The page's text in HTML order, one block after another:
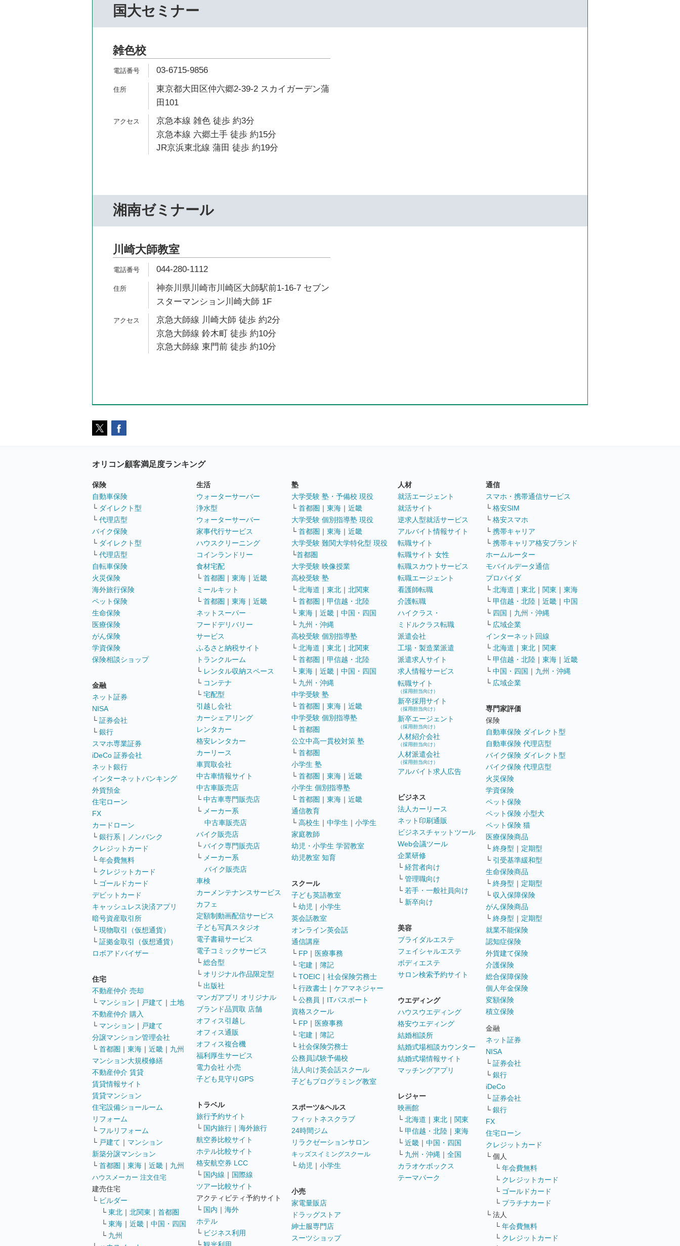
国大セミナー
雑色校
03-6715-9856
東京都大田区仲六郷2-39-2 スカイガーデン蒲
田101
京急本線 雑色 徒歩 約3分
京急本線 六郷土手 徒歩 約15分
JR京浜東北線 蒲田 徒歩 約19分
湘南ゼミナール
川崎大師教室
044-280-1112
神奈川県川崎市川崎区大師駅前1-16-7 セブン
スターマンション川崎大師 1F
京急大師線 川崎大師 徒歩 約2分
京急大師線 鈴木町 徒歩 約10分
京急大師線 東門前 徒歩 約10分
オリコン顧客満足度ランキング
保険
自動車保険
└ ダイレクト型
└ 代理店型
バイク保険
└ ダイレクト型
└ 代理店型
自転車保険
火災保険
海外旅行保険
ペット保険
生命保険
医療保険
がん保険
学資保険
保険相談ショップ
金融
ネット証券
NISA
└ 証券会社
└ 銀行
スマホ専業証券
iDeCo 証券会社
ネット銀行
インターネットバンキング
外貨預金
住宅ローン
FX
カードローン
└ 銀行系 ｜
ノンバンク
クレジットカード
└ 年会費無料
└ クレジットカード
└ ゴールドカード
デビットカード
キャッシュレス決済アプリ
暗号資産取引所
└ 現物取引（仮想通貨）
└ 証拠金取引（仮想通貨）
ロボアドバイザー
住宅
不動産仲介 売却
└ マンション ｜ 戸建て ｜ 土地
不動産仲介 購入
└ マンション ｜ 戸建て
分譲マンション管理会社
└ 首都圏 ｜ 東海 ｜ 近畿 ｜ 九州
マンション大規模修繕
不動産仲介 賃貸
賃貸情報サイト
賃貸マンション
住宅設備ショールーム
リフォーム
└ フルリフォーム
└ 戸建て ｜ マンション
新築分譲マンション
└ 首都圏 ｜ 東海 ｜ 近畿 ｜ 九州
ハウスメーカー 注文住宅
建売住宅
└ ビルダー
└ 東北 ｜ 北関東 ｜ 首都圏
└ 東海 ｜ 近畿 ｜ 中国・四国
└ 九州
生活
ウォーターサーバー
浄水型
ウォーターサーバー
家事代行サービス
ハウスクリーニング
コインランドリー
食材宅配
└ 首都圏 ｜ 東海 ｜ 近畿
ミールキット
└ 首都圏 ｜ 東海 ｜ 近畿
ネットスーパー
フードデリバリー
サービス
ふるさと納税サイト
トランクルーム
└ レンタル収納スペース
└ コンテナ
└ 宅配型
引越し会社
カーシェアリング
レンタカー
格安レンタカー
カーリース
車買取会社
中古車情報サイト
中古車販売店
└ 中古車専門販売店
└ メーカー系
中古車販売店
バイク販売店
└ バイク専門販売店
└ メーカー系
バイク販売店
車検
カーメンテナンスサービス
カフェ
定額制動画配信サービス
子ども写真スタジオ
電子書籍サービス
電子コミックサービス
└ 総合型
└ オリジナル作品限定型
└ 出版社
マンガアプリ オリジナル
ブランド品買取 店舗
オフィス引越し
オフィス通販
オフィス複合機
福利厚生サービス
電力会社 小売
子ども見守りGPS
トラベル
旅行予約サイト
└ 国内旅行 ｜ 海外旅行
航空券比較サイト
ホテル比較サイト
格安航空券 LCC
└ 国内線 ｜ 国際線
ツアー比較サイト
アクティビティ予約サイト
└ 国内 ｜ 海外
ホテル
└ ビジネス利用
塾
大学受験 塾・予備校 現役
└ 首都圏 ｜ 東海 ｜ 近畿
大学受験 個別指導塾 現役
└ 首都圏 ｜ 東海 ｜ 近畿
大学受験 難関大学特化型 現役
└首都圏
大学受験 映像授業
高校受験 塾
└ 北海道 ｜ 東北 ｜ 北関東
└ 首都圏 ｜ 甲信越・北陸
└ 東海 ｜ 近畿 ｜ 中国・四国
└ 九州・沖縄
高校受験 個別指導塾
└ 北海道 ｜ 東北 ｜ 北関東
└ 首都圏 ｜ 甲信越・北陸
└ 東海 ｜ 近畿 ｜ 中国・四国
└ 九州・沖縄
中学受験 塾
└ 首都圏 ｜ 東海 ｜ 近畿
中学受験 個別指導塾
└ 首都圏
公立中高一貫校対策 塾
└ 首都圏
小学生 塾
└ 首都圏 ｜ 東海 ｜ 近畿
小学生 個別指導塾
└ 首都圏 ｜ 東海 ｜ 近畿
通信教育
└ 高校生 ｜ 中学生 ｜ 小学生
家庭教師
幼児・小学生 学習教室
幼児教室 知育
スクール
子ども英語教室
└ 幼児 ｜ 小学生
英会話教室
オンライン英会話
通信講座
└ FP ｜ 医療事務
└ 宅建 ｜ 簿記
└ TOEIC ｜ 社会保険労務士
└ 行政書士 ｜ ケアマネジャー
└ 公務員 ｜ ITパスポート
資格スクール
└ FP ｜ 医療事務
└ 宅建 ｜ 簿記
└ 社会保険労務士
公務員試験予備校
法人向け英会話スクール
子どもプログラミング教室
スポーツ&ヘルス
フィットネスクラブ
24時間ジム
リラクゼーションサロン
キッズスイミングスクール
└ 幼児 ｜ 小学生
小売
家電量販店
ドラッグストア
紳士服専門店
スーツショップ
人材
就活エージェント
就活サイト
逆求人型就活サービス
アルバイト情報サイト
転職サイト
転職サイト 女性
転職スカウトサービス
転職エージェント
看護師転職
介護転職
ハイクラス・
ミドルクラス転職
派遣会社
工場・製造業派遣
派遣求人サイト
求人情報サービス
転職サイト
（採用担当向け）
新卒採用サイト
（採用担当向け）
新卒エージェント
（採用担当向け）
人材紹介会社
（採用担当向け）
人材派遣会社
（採用担当向け）
アルバイト求人広告
ビジネス
法人カーリース
ネット印刷通販
ビジネスチャットツール
Web会議ツール
企業研修
└ 経営者向け
└ 管理職向け
└ 若手・一般社員向け
└ 新卒向け
美容
ブライダルエステ
フェイシャルエステ
ボディエステ
サロン検索予約サイト
ウエディング
ハウスウエディング
格安ウエディング
結婚相談所
結婚式場相談カウンター
結婚式場情報サイト
マッチングアプリ
レジャー
映画館
└ 北海道 ｜ 東北 ｜ 関東
└ 甲信越・北陸 ｜ 東海
└ 近畿 ｜ 中国・四国
└ 九州・沖縄 ｜ 全国
カラオケボックス
テーマパーク
通信
スマホ・携帯通信サービス
└ 格安SIM
└ 格安スマホ
└ 携帯キャリア
└ 携帯キャリア格安ブランド
ホームルーター
モバイルデータ通信
プロバイダ
└ 北海道 ｜ 東北 ｜ 関東 ｜ 東海
└ 甲信越・北陸 ｜ 近畿 ｜ 中国
└ 四国 ｜ 九州・沖縄
└ 広域企業
インターネット回線
└ 北海道 ｜ 東北 ｜ 関東
└ 甲信越・北陸 ｜ 東海 ｜ 近畿
└ 中国・四国 ｜ 九州・沖縄
└ 広域企業
専門家評価
保険
自動車保険 ダイレクト型
自動車保険 代理店型
バイク保険 ダイレクト型
バイク保険 代理店型
火災保険
学資保険
ペット保険
ペット保険 小型犬
ペット保険 猫
医療保険商品
└ 終身型 ｜ 定期型
└ 引受基準緩和型
生命保険商品
└ 終身型 ｜ 定期型
└ 収入保障保険
がん保険商品
└ 終身型 ｜ 定期型
就業不能保険
認知症保険
外貨建て保険
介護保険
総合保障保険
個人年金保険
変額保険
積立保険
金融
ネット証券
NISA
└ 証券会社
└ 銀行
iDeCo
└ 証券会社
└ 銀行
FX
住宅ローン
クレジットカード
└ 個人
└ 年会費無料
└ クレジットカード
└ ゴールドカード
└ プラチナカード
└ 法人
└ 年会費無料
└ クレジットカード